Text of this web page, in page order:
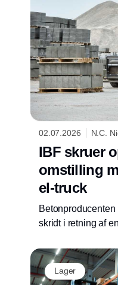
02.07.2026 N.C.
IBF skruer
omstilling
el-truck
skridt i retning af
elektriske
N.C. Nielsen de
og for nylig
Lager